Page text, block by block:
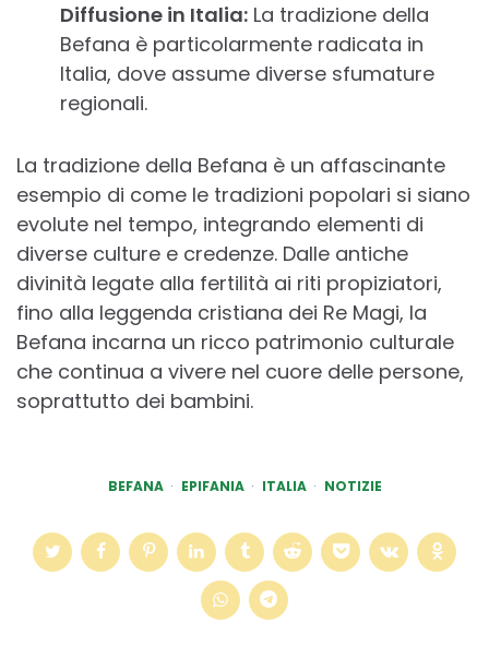
Diffusione in Italia: La tradizione della
Befana è particolarmente radicata in
Italia, dove assume diverse sfumature
regionali.
La tradizione della Befana è un affascinante
esempio di come le tradizioni popolari si siano
evolute nel tempo, integrando elementi di
diverse culture e credenze. Dalle antiche
divinità legate alla fertilità ai riti propiziatori,
fino alla leggenda cristiana dei Re Magi, la
Befana incarna un ricco patrimonio culturale
che continua a vivere nel cuore delle persone,
soprattutto dei bambini.
BEFANA EPIFANIA ITALIA NOTIZIE